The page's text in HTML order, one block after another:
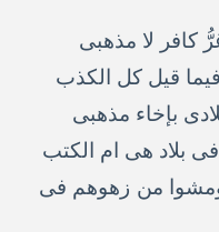
كافر لا مذهبى
قيل كل الكذب
بإخاء مذهبى
بلاد هى ام الكتب
ومشوا من زهوهم فى